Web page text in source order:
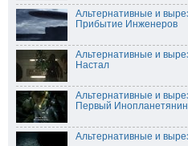
Альтернативные и
Прибытие Инженеров
Альтернативные и
Настал
Альтернативные и
Первый Инопланетянин
Альтернативные и